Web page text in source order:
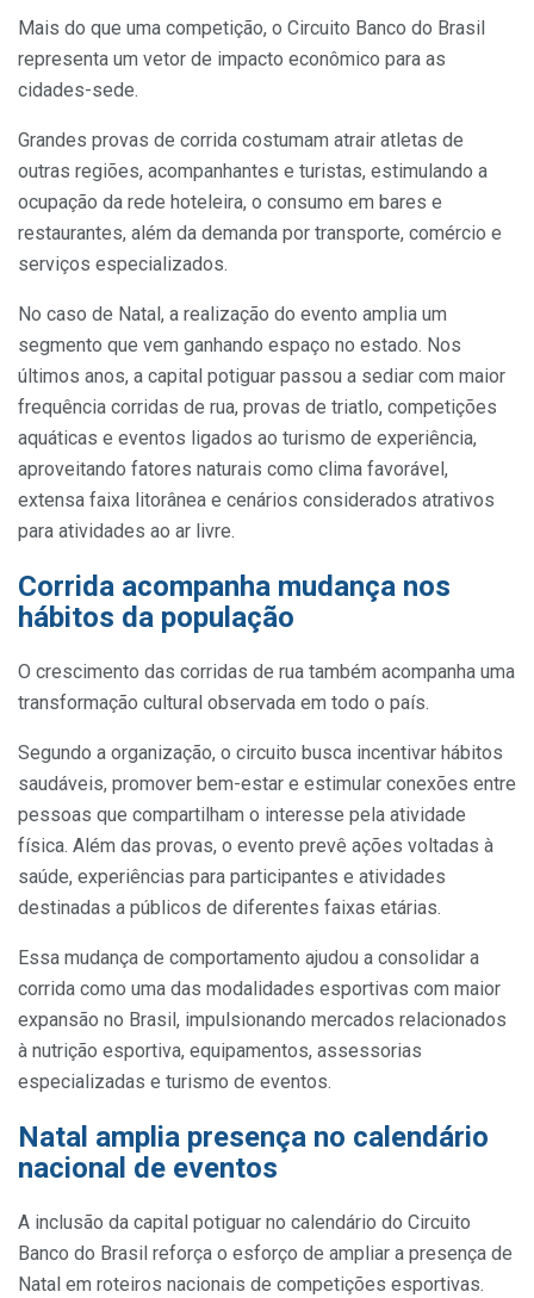
Mais do que uma competição, o Circuito Banco do Brasil
representa um vetor de impacto econômico para as
cidades-sede.
Grandes provas de corrida costumam atrair atletas de
outras regiões, acompanhantes e turistas, estimulando a
ocupação da rede hoteleira, o consumo em bares e
restaurantes, além da demanda por transporte, comércio e
serviços especializados.
No caso de Natal, a realização do evento amplia um
segmento que vem ganhando espaço no estado. Nos
últimos anos, a capital potiguar passou a sediar com maior
frequência corridas de rua, provas de triatlo, competições
aquáticas e eventos ligados ao turismo de experiência,
aproveitando fatores naturais como clima favorável,
extensa faixa litorânea e cenários considerados atrativos
para atividades ao ar livre.
Corrida acompanha mudança nos
hábitos da população
O crescimento das corridas de rua também acompanha uma
transformação cultural observada em todo o país.
Segundo a organização, o circuito busca incentivar hábitos
saudáveis, promover bem-estar e estimular conexões entre
pessoas que compartilham o interesse pela atividade
física. Além das provas, o evento prevê ações voltadas à
saúde, experiências para participantes e atividades
destinadas a públicos de diferentes faixas etárias.
Essa mudança de comportamento ajudou a consolidar a
corrida como uma das modalidades esportivas com maior
expansão no Brasil, impulsionando mercados relacionados
à nutrição esportiva, equipamentos, assessorias
especializadas e turismo de eventos.
Natal amplia presença no calendário
nacional de eventos
A inclusão da capital potiguar no calendário do Circuito
Banco do Brasil reforça o esforço de ampliar a presença de
Natal em roteiros nacionais de competições esportivas.